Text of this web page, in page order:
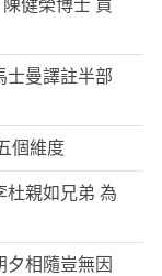
健榮博士 買
士曼譯註半部
個維度
杜親如兄弟 為
夕相隨豈無因